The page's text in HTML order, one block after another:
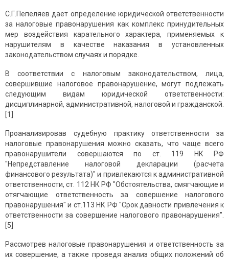
С.Г.Пепеляев дает определение юридической ответственности
за налоговые правонарушения как комплекс принудительных
мер воздействия карательного характера, применяемых к
нарушителям в качестве наказания в установленных
законодательством случаях и порядке.
В соответствии с налоговым законодательством, лица,
совершившие налоговое правонарушение, могут подлежать
следующим видам юридической ответственности:
дисциплинарной, административной, налоговой и гражданской.
[1]
Проанализировав судебную практику ответственности за
налоговые правонарушения можно сказать, что чаще всего
правонарушители совершаются по ст. 119 НК РФ
"Непредставление налоговой декларации (расчета
финансового результата)" и привлекаются к административной
ответственности, ст. 112 НК РФ "Обстоятельства, смягчающие и
отягчающие ответственность за совершение налогового
правонарушения" и ст.113 НК РФ "Срок давности привлечения к
ответственности за совершение налогового правонарушения".
[5]
Рассмотрев налоговые правонарушения и ответственность за
их совершение, а также проведя анализ общих положений об